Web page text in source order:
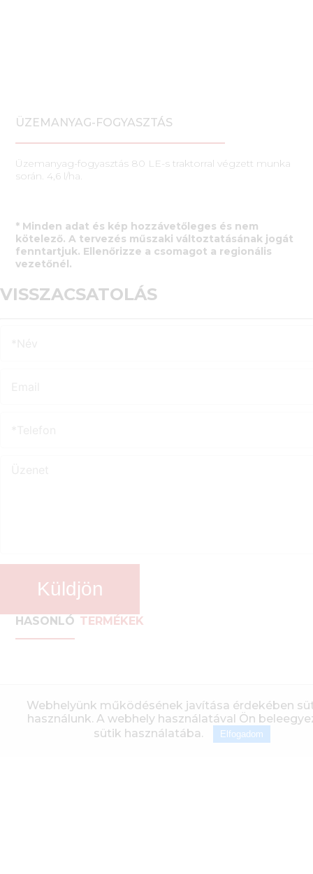
ÜZEMANYAG-FOGYASZTÁS
Üzemanyag-fogyasztás 80 LE-s traktorral végzett munka
során. 4,6 l/ha.
* Minden adat és kép hozzávetőleges és nem
kötelező. A tervezés műszaki változtatásának jogát
fenntartjuk. Ellenőrizze a csomagot a regionális
vezetőnél.
VISSZACSATOLÁS
Küldjön
HASONLÓ TERMÉKEK
Webhelyünk működésének javítása érdekében
használunk. A webhely használatával Ön
sütik használatába.
Elfogadom